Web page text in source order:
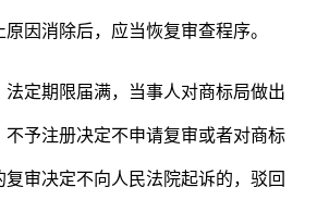
因消除后，应当恢复审查程序。
期限届满，当事人对商标局做出
不予注册决定不申请复审或者对商标
审决定不向人民法院起诉的，驳回